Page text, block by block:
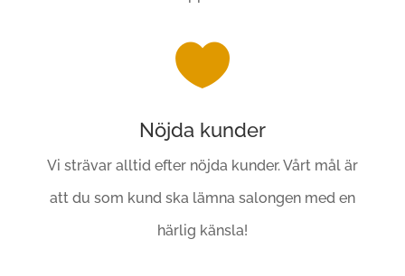

Nöjda kunder
Vi strävar alltid efter nöjda kunder. Vårt mål är
att du som kund ska lämna salongen med en
härlig känsla!